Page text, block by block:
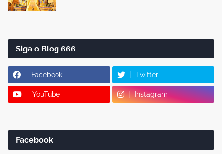
Siga o Blog 666
Facebook Twitter
YouTube Instagram
Facebook